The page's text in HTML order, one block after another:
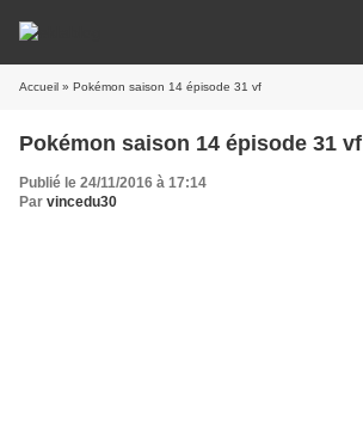
Accueil » Pokémon saison 14 épisode 31 vf
Pokémon saison 14 épisode 31 vf
Publié le 24/11/2016 à 17:14
Par vincedu30